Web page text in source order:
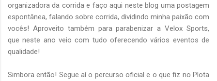
organizadora da corrida e faço aqui neste blog uma postagem
espontânea, falando sobre corrida, dividindo minha paixão com
vocês! Aproveito também para parabenizar a Velox Sports,
que neste ano veio com tudo oferecendo vários eventos de
qualidade!
Simbora então! Segue aí o percurso oficial e o que fiz no Plota